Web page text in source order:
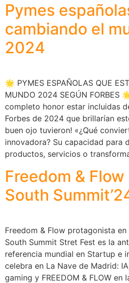
Pymes
cambiando el
2024
🌟 PYMES ESPAÑOLAS QUE
MUNDO 2024 SEGÚN FORBES
completo honor estar incluidas
Forbes de 2024 que brillarían
buen ojo tuvieron! «¿Qué
innovadora? Su capacidad para
productos, servicios o
Freedom &
South
Freedom & Flow protagonista en
South Summit Stret Fest es la
referencia mundial en Startup e
celebra en La Nave de Madrid:
gaming y FREEDOM & FLOW en